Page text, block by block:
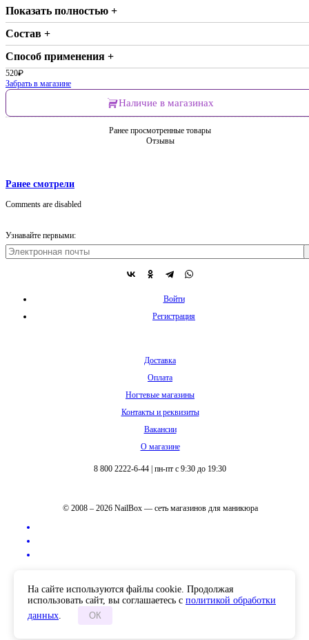
Показать полностью +
Состав +
Способ применения +
520₽
Забрать в магазине
Наличие в магазинах
Ранее просмотренные товары
Отзывы
Ранее смотрели
Comments are disabled
Узнавайте первыми:
Войти
Регистрация
Доставка
Оплата
Ногтевые магазины
Контакты и реквизиты
Вакансии
О магазине
8 800 2222-6-44 пн-пт с 9:30 до 19:30
© 2008 – 2026 NailBox — сеть магазинов для маникюра
На сайте используются файлы cookie. Продолжая
использовать сайт, вы соглашаетесь с политикой обработки
данных. ОК